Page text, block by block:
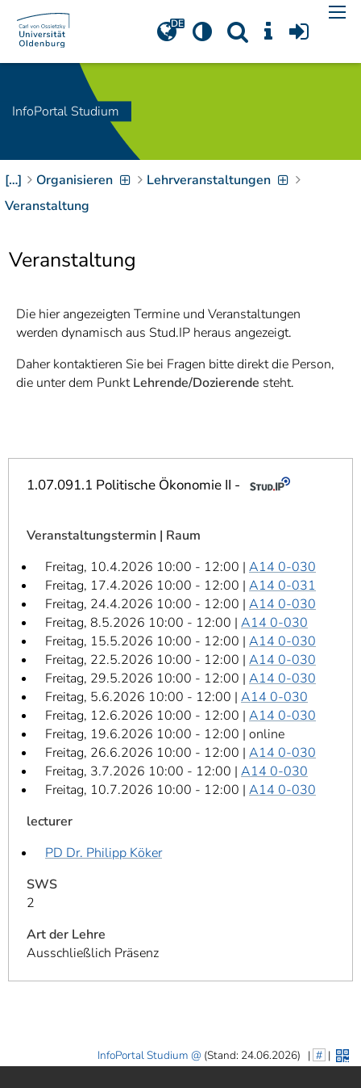
Navigation[Access-Key 1
Choose other language
Zum Inhalt springen
[Access-Key 2
Zur Suche springen
[Access-Key 4]
Zur Hauptnavigation
Zielgruppennavigation
springen
Zur
Brotkrumennavigation
7]
Informationen zur
InfoPortal Studium
[…] Organisieren
Lehrveranstaltungen
Veranstaltung
Veranstaltung
Die hier angezeigten Termine und Veranstaltungen
werden dynamisch aus Stud.IP heraus angezeigt.
Daher kontaktieren Sie bei Fragen bitte direkt die Person,
die unter dem PunktLehrende/Dozierende steht.
1.07.091.1 Politische Ökonomie II -
Veranstaltungstermin | Raum
Freitag, 10.4.2026 10:00 - 12:00 | A14 0-030
Freitag, 17.4.2026 10:00 - 12:00 | A14 0-031
Freitag, 24.4.2026 10:00 - 12:00 | A14 0-030
Freitag, 8.5.2026 10:00 - 12:00 | A14 0-030
Freitag, 15.5.2026 10:00 - 12:00 | A14 0-030
Freitag, 22.5.2026 10:00 - 12:00 | A14 0-030
Freitag, 29.5.2026 10:00 - 12:00 | A14 0-030
Freitag, 5.6.2026 10:00 - 12:00 | A14 0-030
Freitag, 12.6.2026 10:00 - 12:00 | A14 0-030
Freitag, 19.6.2026 10:00 - 12:00 | online
Freitag, 26.6.2026 10:00 - 12:00 | A14 0-030
Freitag, 3.7.2026 10:00 - 12:00 | A14 0-030
Freitag, 10.7.2026 10:00 - 12:00 | A14 0-030
lecturer
PD Dr. Philipp Köker
SWS
2
Art der Lehre
Ausschließlich Präsenz
InfoPortal Studium (Stand: 24.06.2026) | # |